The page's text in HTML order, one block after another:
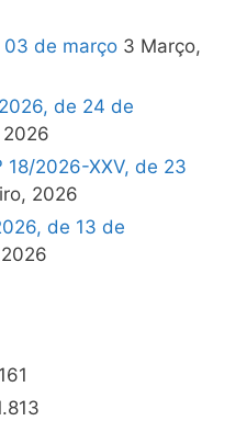
03 de março 3 Março,
de 24 de
2026
18/2026-XXV, de 23
2026
de 13 de